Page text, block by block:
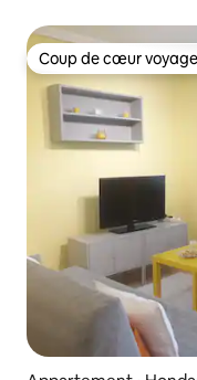
Coup de cœur
Coup de cœur